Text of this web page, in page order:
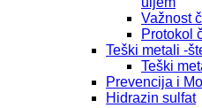
Važnost
Protokol
Teški metali -
Teški
Prevencija i
Hidrazin sulfat